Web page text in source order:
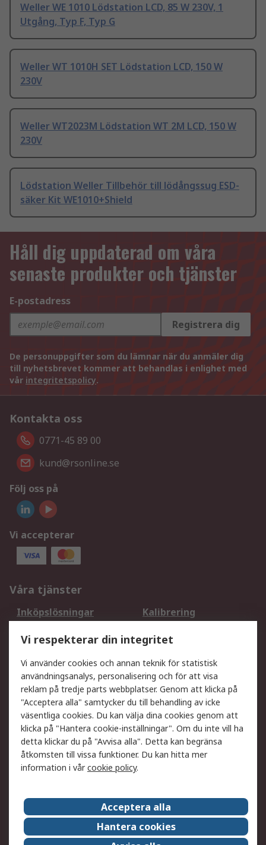
Weller WE 1010 Lödstation LCD, 85 W 230V, 1
Utgång, Typ F, Typ G
Weller WT 1010H SET Lödstation LCD, 150 W
230V
Weller WT2023M Lödstation WT 2M LCD, 150 W
230V
Lödstation Weller Tillbehör till lödångssug ESD-
säker Kit WE1010+Shield
Håll dig uppdaterad om våra
senaste produkter och tjänster
E-postadress
Registrera dig
De personuppgifter som du lämnar när du anmäler dig
till nyhetsbrevet kommer att behandlas i enlighet med
vår integritetspolicy.
Kontakta oss
0771-45 89 00
kund@rsonline.se
Följ oss på
Vi accepterar
Våra tjänster
Inköpslösningar
Kalibrering
DesignSpark
Teknisk Support
Ditt lokala säljteam
Exportlösningar
Support
Få hjälp
Retur av varor
Leverans
Spåra din order
Begär en fakturakopi
Fördelar med RS-konto
Betalningsalternativ
Om RS
Försäljningsvillkor
Det juridiska
Press Centre
Vi respekterar din integritet
Vi använder cookies och annan teknik för statistisk
användningsanalys, personalisering och för att visa
reklam på tredje parts webbplatser. Genom att klicka på
"Acceptera alla" samtycker du till behandling av icke
väsentliga cookies. Du kan välja dina cookies genom att
klicka på "Hantera cookie-inställningar". Om du inte vill ha
detta klickar du på "Avvisa alla". Detta kan begränsa
åtkomsten till vissa funktioner. Du kan hitta mer
information i vårcookie policy.
Acceptera alla
Hantera cookies